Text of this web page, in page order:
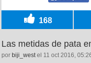
168
Las metidas de pata
por biji_westel 11 oct 2016,